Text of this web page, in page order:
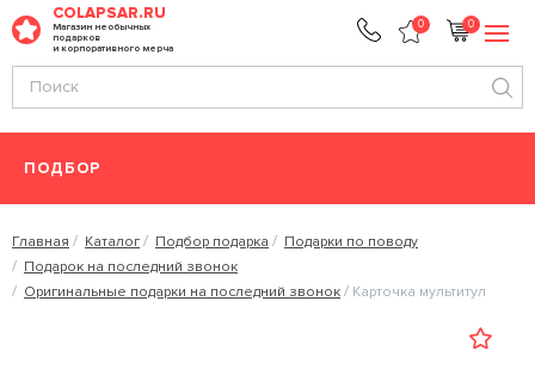
COLAPSAR.RU
Магазин необычных
подарков
и корпоративного мерча
0 0
ПОДБОР
Главная Каталог Подбор подарка
Подарки по поводу
Подарок на последний звонок
Оригинальные подарки на последний звонок
Карточка мультитул